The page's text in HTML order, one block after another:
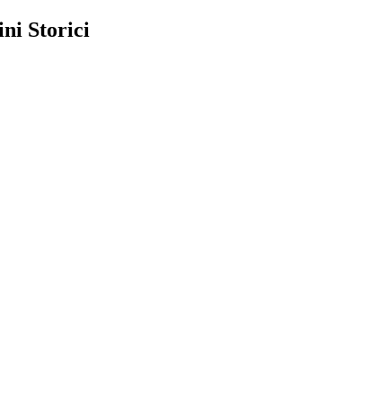
Storici